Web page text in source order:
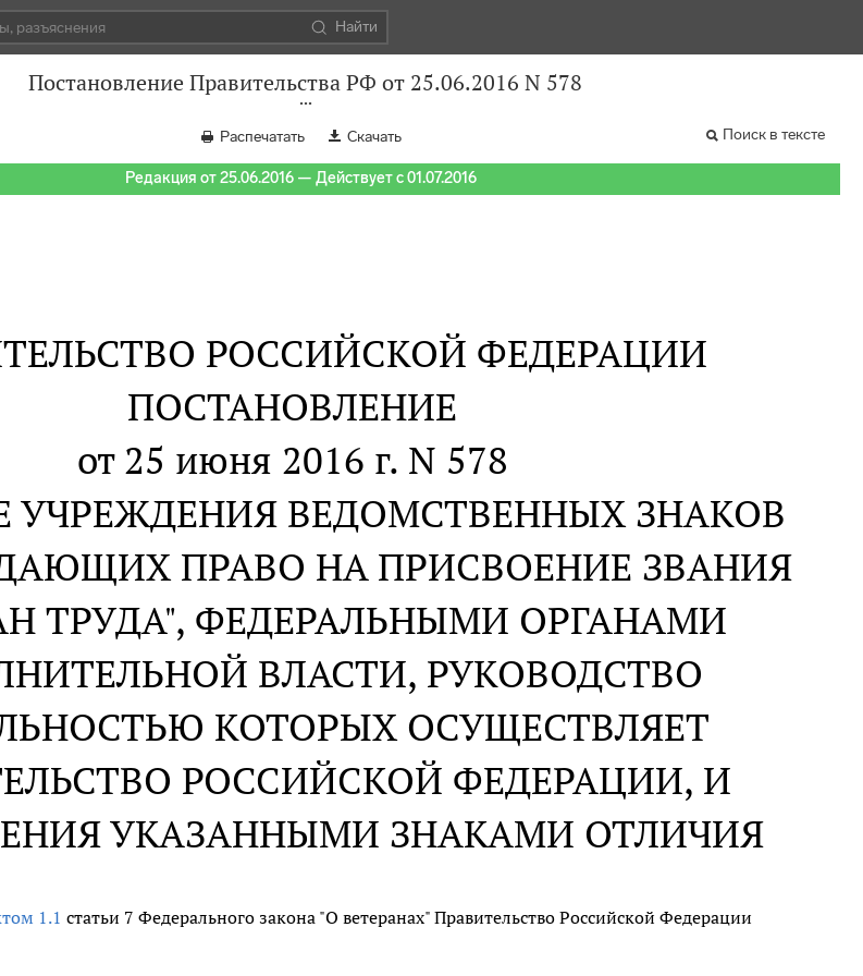
Найти
Постановление Правительства РФ от 25.06.2016 N 578
Распечатать Скачать Поиск в тексте
Редакция от 25.06.2016 — Действует с 01.07.2016
РОССИЙСКОЙ ФЕДЕРАЦИИ
ПОСТАНОВЛЕНИЕ
от 25 июня 2016 г. N 578
УЧРЕЖДЕНИЯ ВЕДОМСТВЕННЫХ ЗНАКОВ
ПРАВО НА ПРИСВОЕНИЕ ЗВАНИЯ
ТРУДА", ФЕДЕРАЛЬНЫМИ ОРГАНАМИ
ВЛАСТИ, РУКОВОДСТВО
КОТОРЫХ ОСУЩЕСТВЛЯЕТ
РОССИЙСКОЙ ФЕДЕРАЦИИ, И
УКАЗАННЫМИ ЗНАКАМИ ОТЛИЧИЯ
1.1 статьи 7 Федерального закона "О ветеранах" Правительство Российской Федерации